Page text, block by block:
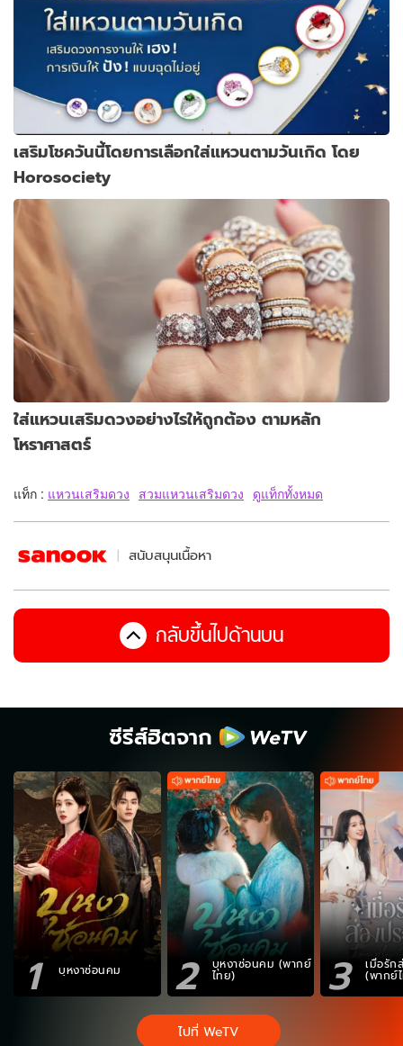
เสริมโชควันนี้โดยการเลือกใส่แหวนตามวันเกิด โดย
Horosociety
ใส่แหวนเสริมดวงอย่างไรให้ถูกต้อง ตามหลัก
โหราศาสตร์
แท็ก : แหวนเสริมดวง สวมแหวนเสริมดวง ดูแท็กทั้งหมด
สนับสนุนเนื้อหา
กลับขึ้นไปด้านบน
ซีรีส์ฮิตจาก
1 บุหงาซ่อนคม 2 บุหงาซ่อนคม (พากย์
ไทย) 3 เมื่อรัก
(พากย์
ไปที่ WeTV